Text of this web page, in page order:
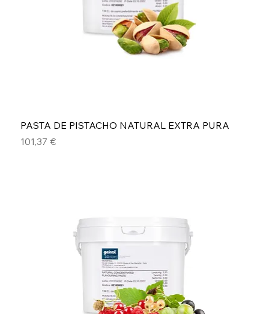
PASTA DE PISTACHO NATURAL EXTRA PURA
Precio
101,37 €